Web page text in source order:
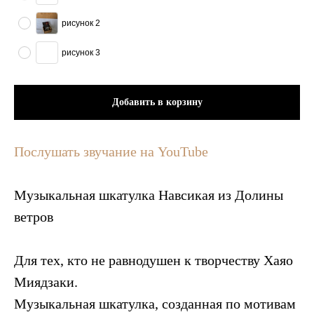
рисунок 2
рисунок 3
Добавить в корзину
Послушать звучание на YouTube
Музыкальная шкатулка Навсикая из Долины
ветров
Для тех, кто не равнодушен к творчеству Хаяо
Миядзаки.
Музыкальная шкатулка, созданная по мотивам